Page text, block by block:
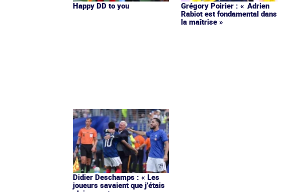
Happy DD to you
Grégory Poirier : « Adrien
Rabiot est fondamental dans
la maîtrise »
Didier Deschamps : « Les
joueurs savaient que j’étais